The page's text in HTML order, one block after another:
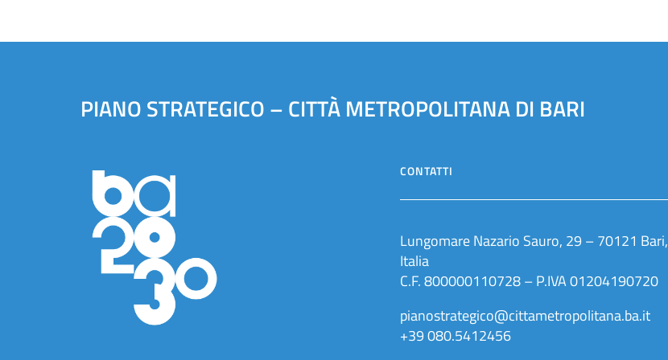
PIANO STRATEGICO – CITTÀ METROPOLITANA DI BARI
CONTATTI
Lungomare Nazario Sauro, 29 – 70121 Bari,
Italia
C.F. 800000110728 – P.IVA 01204190720
pianostrategico@cittametropolitana.ba.it
+39 080.5412456